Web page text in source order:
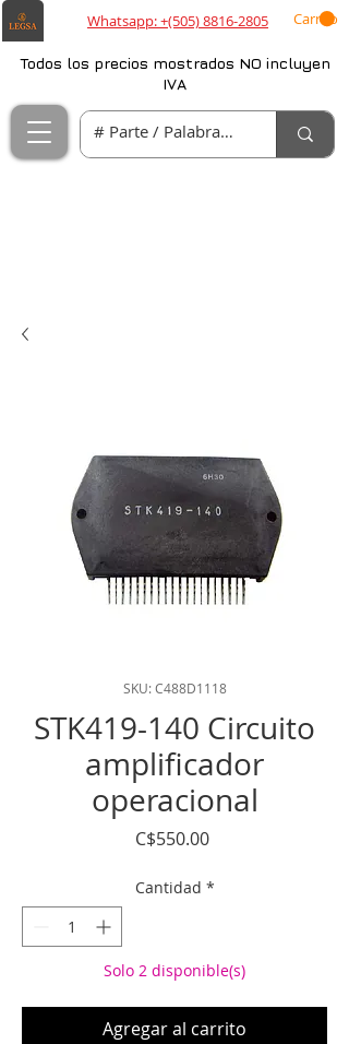
Whatsapp: +(505) 8816-2805 Carrito
Todos los precios mostrados NO incluyen
IVA
SKU: C488D1118
STK419-140 Circuito
amplificador
operacional
C$550.00Precio
Cantidad *
Solo 2 disponible(s)
Agregar al carrito